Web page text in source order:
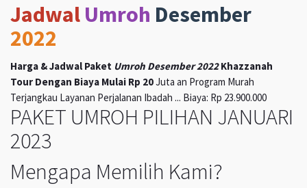
Jadwal Umroh Desember
2022
Harga & Jadwal Paket Umroh Desember 2022Khazzanah
Tour Dengan Biaya Mulai Rp 20Juta an Program Murah
Terjangkau Layanan Perjalanan Ibadah ... Biaya: Rp 23.900.000
PAKET UMROH PILIHAN JANUARI
2023
Mengapa Memilih Kami?